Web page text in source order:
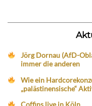
Jörg Dornau (AfD-
immer die anderen
Wie ein
„palästinensische“